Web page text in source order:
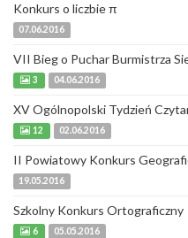
Konkurs o liczbie π
07.06.2016
VII Bieg o Puchar Burmistrza
3 04.06.2016
XV Ogólnopolski Tydzień
12 02.06.2016
II Powiatowy Konkurs
19.05.2016
Szkolny Konkurs Ortograficzny
6 05.05.2016